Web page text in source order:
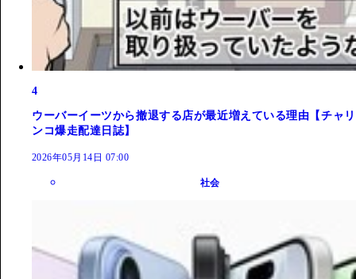
4
ウーバーイーツから撤退する店が最近増えている理由【チャリ
ンコ爆走配達日誌】
2026年05月14日 07:00
社会